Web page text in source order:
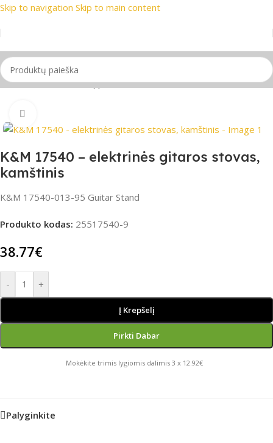
Skip to navigation Skip to main content
📦 Nemokamas
Pradžia/Gitaros/Gitarų priedai
K&M 17540 – elektrinės gitaros stovas,
kamštinis
K&M 17540-013-95 Guitar Stand
Produkto kodas: 25517540-9
38.77€
- +
Į Krepšelį
Pirkti Dabar
Mokėkite trimis lygiomis dalimis 3 x 12.92€
Palyginkite